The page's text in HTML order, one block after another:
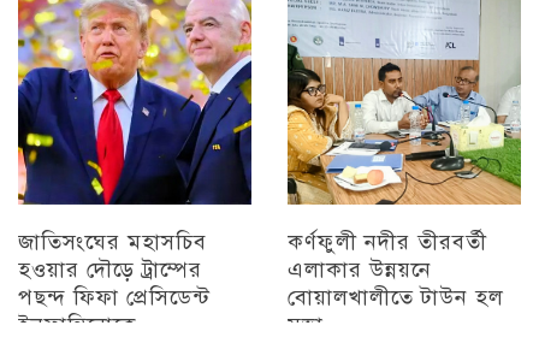
চট্টগ্রাম
জাতিসংঘের মহাসচিব
হওয়ার দৌড়ে ট্রাম্পের
পছন্দ ফিফা প্রেসিডেন্ট
ইনফান্তিনোকে
কর্ণফুলী নদীর তীরবর্তী
এলাকার উন্নয়নে
বোয়ালখালীতে টাউন হল
সভা